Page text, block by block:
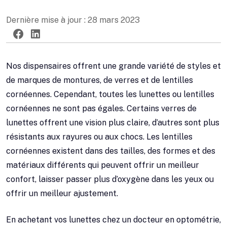
Dernière mise à jour : 28 mars 2023
TwitterFacebook
LinkedIn
Nos dispensaires offrent une grande variété de styles et
de marques de montures, de verres et de lentilles
cornéennes. Cependant, toutes les lunettes ou lentilles
cornéennes ne sont pas égales. Certains verres de
lunettes offrent une vision plus claire, d’autres sont plus
résistants aux rayures ou aux chocs. Les lentilles
cornéennes existent dans des tailles, des formes et des
matériaux différents qui peuvent offrir un meilleur
confort, laisser passer plus d’oxygène dans les yeux ou
offrir un meilleur ajustement.
En achetant vos lunettes chez un docteur en optométrie,